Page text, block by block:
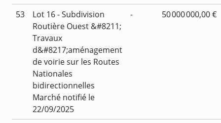
53
Lot 16 - Subdivision
Routière Ouest &#8211;
Travaux
d&#8217;aménagement
de voirie sur les Routes
Nationales
bidirectionnelles
Marché notifié le
22/09/2025
- 50 000 000,00 €